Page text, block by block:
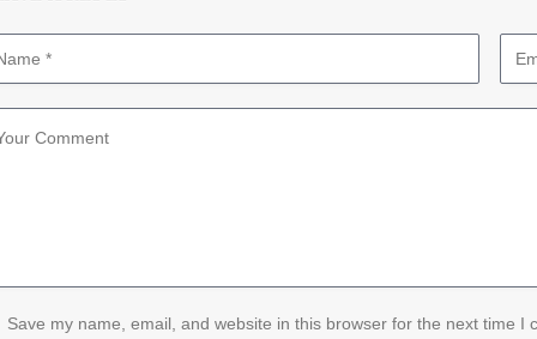
Save my name, email, and website in this browser for the next time I